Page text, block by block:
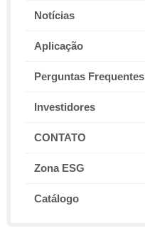
Notícias
Aplicação
Perguntas Frequentes
Investidores
CONTATO
Zona ESG
Catálogo